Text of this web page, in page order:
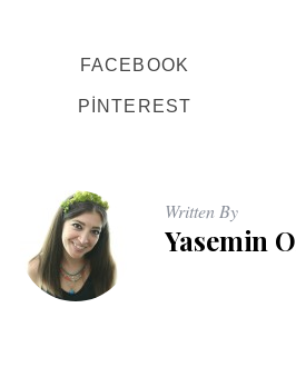
FACEBOOK
PINTEREST
Written By
Yasemin